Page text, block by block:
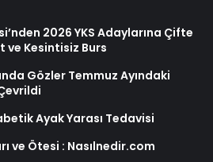
2026 YKS Adaylarına Çifte
ve Kesintisiz Burs
Gözler Temmuz Ayındaki
Ayak Yarası Tedavisi
ve Ötesi : Nasılnedir.com